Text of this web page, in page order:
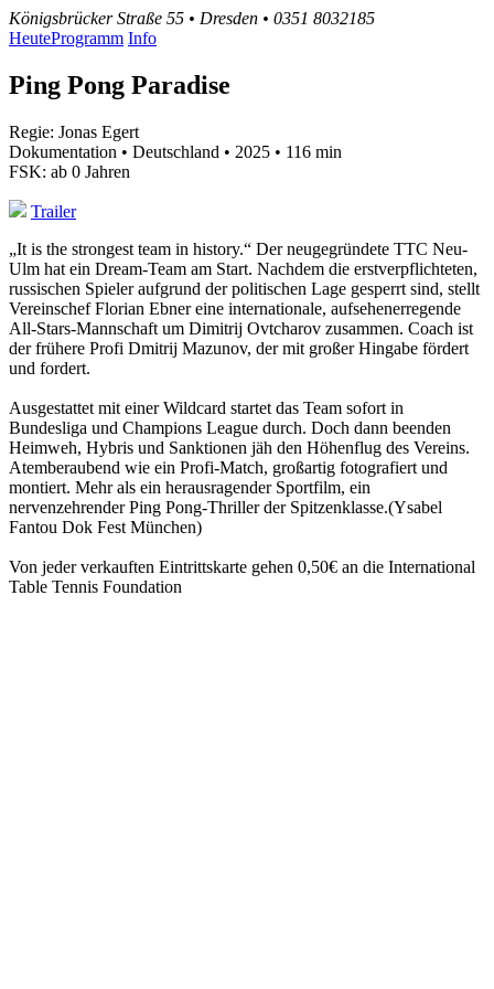
Königsbrücker Straße 55 • Dresden • 0351 8032185
HeuteProgramm Info
Ping Pong Paradise
Regie: Jonas Egert
Dokumentation • Deutschland • 2025 • 116 min
FSK: ab 0 Jahren
Trailer
„It is the strongest team in history.“ Der neugegründete TTC Neu-
Ulm hat ein Dream-Team am Start. Nachdem die erstverpflichteten,
russischen Spieler aufgrund der politischen Lage gesperrt sind, stellt
Vereinschef Florian Ebner eine internationale, aufsehenerregende
All-Stars-Mannschaft um Dimitrij Ovtcharov zusammen. Coach ist
der frühere Profi Dmitrij Mazunov, der mit großer Hingabe fördert
und fordert.
Ausgestattet mit einer Wildcard startet das Team sofort in
Bundesliga und Champions League durch. Doch dann beenden
Heimweh, Hybris und Sanktionen jäh den Höhenflug des Vereins.
Atemberaubend wie ein Profi-Match, großartig fotografiert und
montiert. Mehr als ein herausragender Sportfilm, ein
nervenzehrender Ping Pong-Thriller der Spitzenklasse.(Ysabel
Fantou Dok Fest München)
Von jeder verkauften Eintrittskarte gehen 0,50€ an die International
Table Tennis Foundation